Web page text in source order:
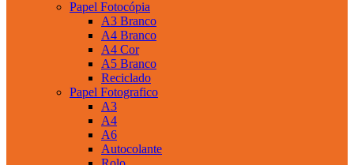
Papel Fotocópia
A3 Branco
A4 Branco
A4 Cor
A5 Branco
Reciclado
Papel Fotografico
A3
A4
A6
Autocolante